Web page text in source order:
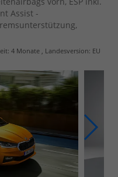
Assist -
4 Monate , Landesversion: EU